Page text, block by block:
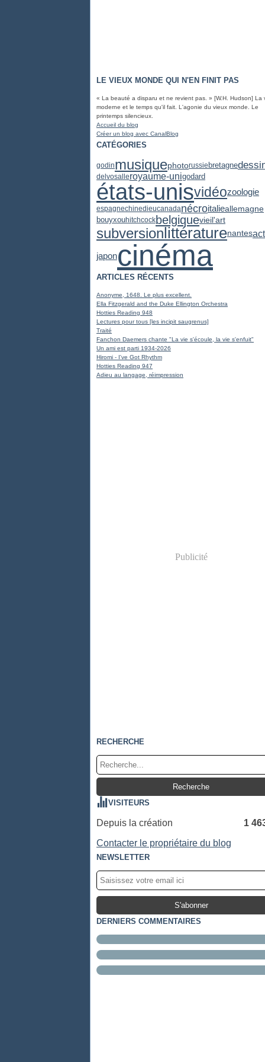
LE VIEUX MONDE QUI N'EN FINIT PAS
« La beauté a disparu et ne revient pas. » [W.H. Hudson] La
moderne et le temps qu'il fait. L'agonie du vieux monde. Le
printemps silencieux.
Accueil du blog
Créer un blog avec CanalBlog
CATÉGORIES
godinmusiquephotorussie bretagne
delvosalleroyaume-unigodard
états-unisvidéozoologie
espagnechinedieucanadanécroitalieallemagne
bouyxouhitchcock belgiquevieil'art
subversion littératurenantes
japoncinéma
ARTICLES RÉCENTS
Anonyme, 1648. Le plus excellent.
Ella Fitzgerald and the Duke Ellington Orchestra
Hotties Reading 948
Lectures pour tous [les incipit saugrenus]
Traité
Fanchon Daemers chante "La vie s'écoule, la vie s'enfuit"
Un ami est parti 1934-2026
Hiromi - I've Got Rhythm
Hotties Reading 947
Adieu au langage, réimpression
Publicité
RECHERCHE
VISITEURS
Depuis la création
1
Contacter le propriétaire du blog
NEWSLETTER
DERNIERS COMMENTAIRES